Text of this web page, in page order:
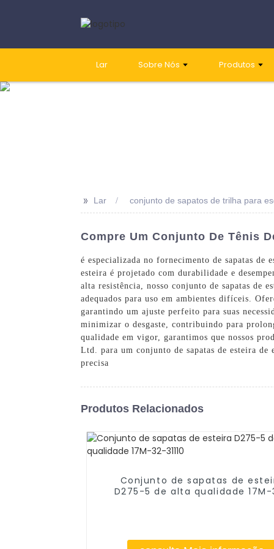
Lar Sobre Nós Produtos
>> Lar conjunto de sapatos de trilha para
Compre Um Conjunto De Tênis
é especializada no fornecimento de sapatas de
esteira é projetado com durabilidade e
alta resistência, nosso conjunto de sapatas de
adequados para uso em ambientes difíceis.
garantindo um ajuste perfeito para suas
minimizar o desgaste, contribuindo para
qualidade em vigor, garantimos que nossos
Ltd. para um conjunto de sapatas de esteira de
precisa
Produtos Relacionados
Conjunto de sapatas de
D275-5 de alta qualidade 17M-